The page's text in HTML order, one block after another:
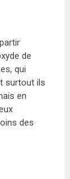
de
qui
surtout ils
en
des